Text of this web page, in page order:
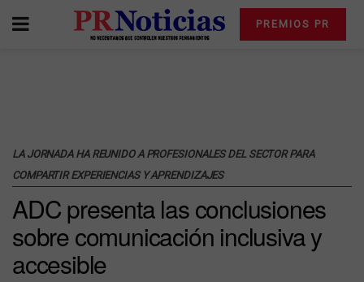
PREMIOS PR
LA JORNADA HA REUNIDO A PROFESIONALES DEL SECTOR PARA
COMPARTIR EXPERIENCIAS Y APRENDIZAJES
ADC presenta las conclusiones
sobre comunicación inclusiva y
accesible